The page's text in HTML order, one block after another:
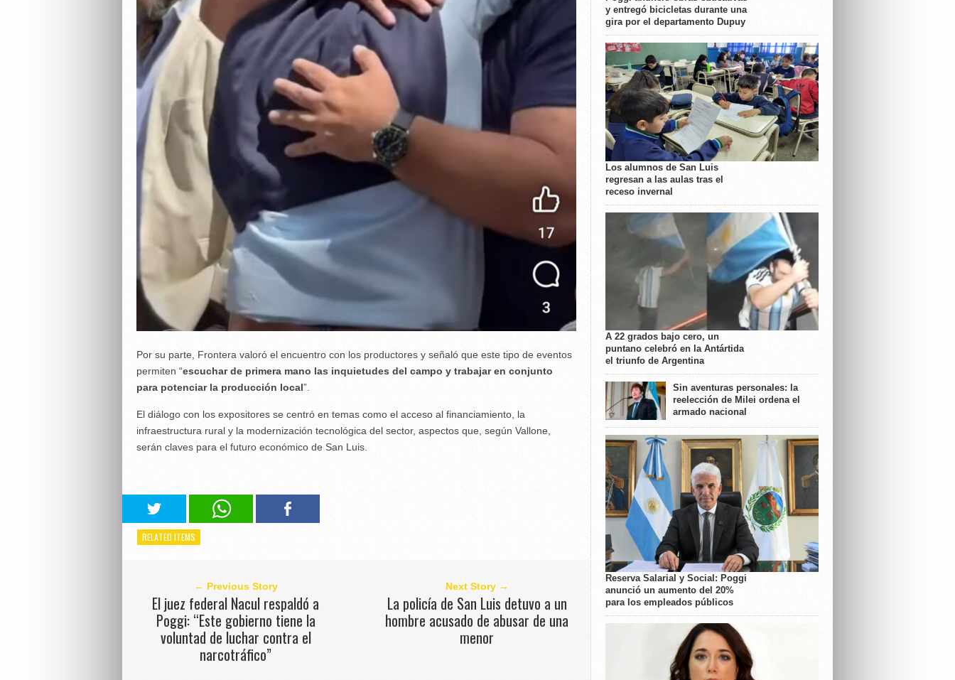
Por su parte, Frontera valoró el encuentro con los productores y señaló que este tipo de eventos
permiten “escuchar de primera mano las inquietudes del campo y trabajar en conjunto
para potenciar la producción local”.
El diálogo con los expositores se centró en temas como el acceso al financiamiento, la
infraestructura rural y la modernización tecnológica del sector, aspectos que, según Vallone,
serán claves para el futuro económico de San Luis.
RELATED ITEMS
← Previous Story
El juez federal Nacul respaldó a
Poggi: “Este gobierno tiene la
voluntad de luchar contra el
narcotráfico”
Next Story →
La policía de San Luis detuvo a un
hombre acusado de abusar de una
menor
y entregó bicicletas durante una
gira por el departamento Dupuy
Los alumnos de San Luis
regresan a las aulas tras el
receso invernal
A 22 grados bajo cero, un
puntano celebró en la Antártida
el triunfo de Argentina
Sin aventuras personales: la
reelección de Milei ordena el
armado nacional
Reserva Salarial y Social: Poggi
anunció un aumento del 20%
para los empleados públicos